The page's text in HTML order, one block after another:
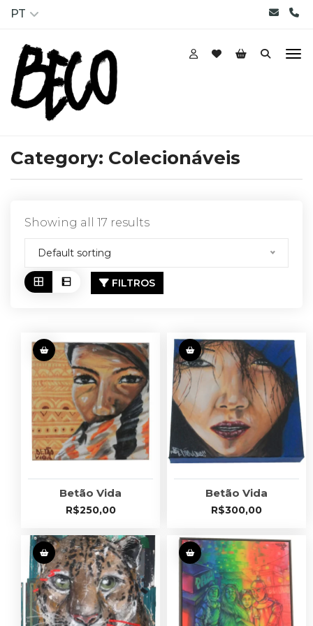
PT
Category: Colecionáveis
Showing all 17 results
Default sorting
FILTROS
Betão Vida
R$250,00
Betão Vida
R$300,00